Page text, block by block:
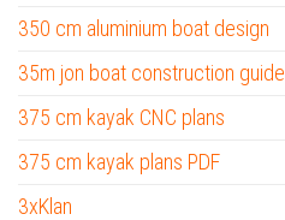
350 cm aluminium boat design
35m jon boat construction guide
375 cm kayak CNC plans
375 cm kayak plans PDF
3xKlan